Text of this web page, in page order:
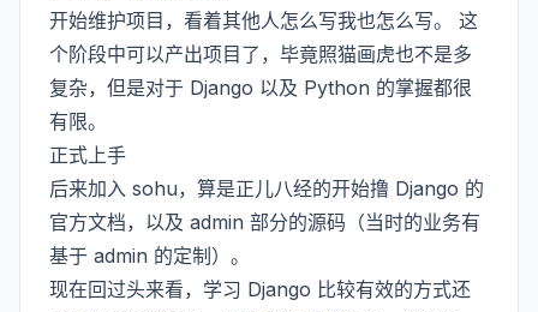
开始维护项目，看着其他人怎么写我也怎么写。 这
个阶段中可以产出项目了，毕竟照猫画虎也不是多
复杂，但是对于 Django 以及 Python 的掌握都很
有限。
正式上手
后来加入 sohu，算是正儿八经的开始撸 Django 的
官方文档，以及 admin 部分的源码（当时的业务有
基于 admin 的定制）。
现在回过头来看，学习 Django 比较有效的方式还